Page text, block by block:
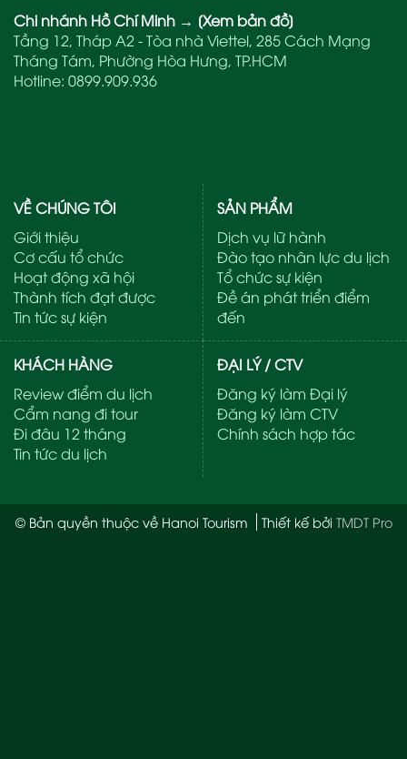
Chi nhánh Hồ Chí Minh → [Xem bản đồ]
Tầng 12, Tháp A2 - Tòa nhà Viettel, 285 Cách Mạng
Tháng Tám, Phường Hòa Hưng, TP.HCM
Hotline: 0899.909.936
VỀ CHÚNG TÔI
Giới thiệu
Cơ cấu tổ chức
Hoạt động xã hội
Thành tích đạt được
Tin tức sự kiện
SẢN PHẨM
Dịch vụ lữ hành
Đào tạo nhân lực du lịch
Tổ chức sự kiện
Đề án phát triển điểm
đến
KHÁCH HÀNG
Review điểm du lịch
Cẩm nang đi tour
Đi đâu 12 tháng
Tin tức du lịch
ĐẠI LÝ / CTV
Đăng ký làm Đại lý
Đăng ký làm CTV
Chính sách hợp tác
© Bản quyền thuộc về Hanoi Tourism Thiết kế bởi TMDT Pro